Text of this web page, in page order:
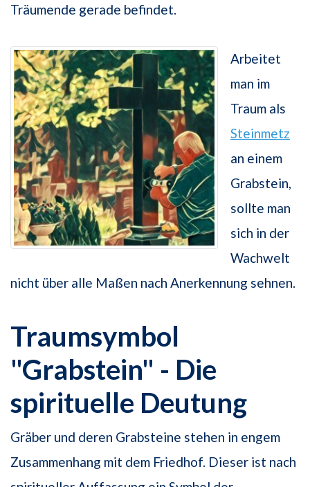
Träumende gerade befindet.
Arbeitet
man im
Traum als
Steinmetz
an einem
Grabstein,
sollte man
sich in der
Wachwelt
nicht über alle Maßen nach Anerkennung sehnen.
Traumsymbol
"Grabstein" - Die
spirituelle Deutung
Gräber und deren Grabsteine stehen in engem
Zusammenhang mit dem Friedhof. Dieser ist nach